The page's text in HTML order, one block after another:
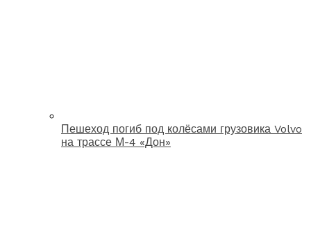
Пешеход погиб под колёсами грузовика Volvo
на трассе М-4 «Дон»